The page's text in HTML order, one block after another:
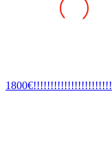
1800€!!!!!!!!!!!!!!!!!!!!!!!